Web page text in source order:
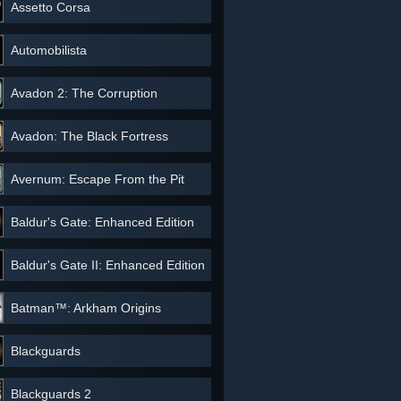
Assetto Corsa
Automobilista
Avadon 2: The Corruption
Avadon: The Black Fortress
Avernum: Escape From the Pit
Baldur's Gate: Enhanced Edition
Baldur's Gate II: Enhanced Edition
Batman™: Arkham Origins
Blackguards
Blackguards 2